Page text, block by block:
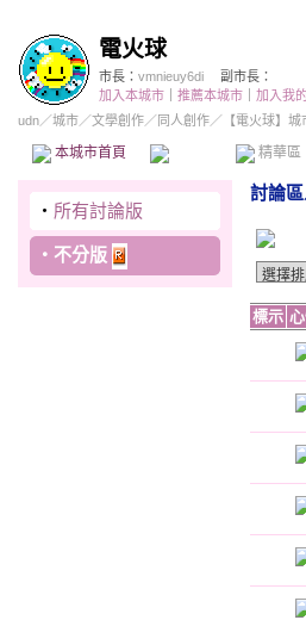
電火球
市長： vmnieuy6di
副市長：
加入本城市
推薦本城市 加入我
udn／城市／文學創作／同人創作／ 【電火球】城
本城市首頁 精華區
‧ 所有討論版
‧ 不分版
討論區
標示